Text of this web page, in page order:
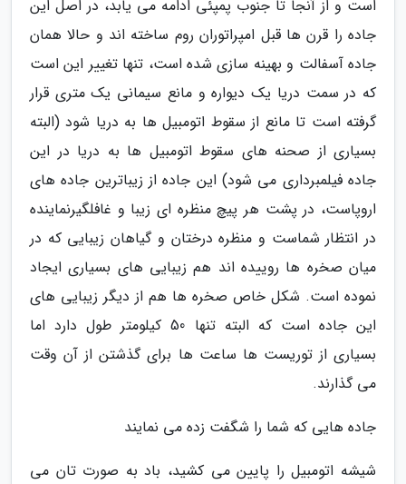
است و از آنجا تا جنوب پمپئی ادامه می یابد، در اصل این
جاده را قرن ها قبل امپراتوران روم ساخته اند و حالا همان
جاده آسفالت و بهینه سازی شده است، تنها تغییر این است
که در سمت دریا یک دیواره و مانع سیمانی یک متری قرار
گرفته است تا مانع از سقوط اتومبیل ها به دریا شود (البته
بسیاری از صحنه های سقوط اتومبیل ها به دریا در این
جاده فیلمبرداری می شود) این جاده از زیباترین جاده های
اروپاست، در پشت هر پیچ منظره ای زیبا و غافلگیرنماینده
در انتظار شماست و منظره درختان و گیاهان زیبایی که در
میان صخره ها روییده اند هم زیبایی های بسیاری ایجاد
نموده است. شکل خاص صخره ها هم از دیگر زیبایی های
این جاده است که البته تنها 50 کیلومتر طول دارد اما
بسیاری از توریست ها ساعت ها برای گذشتن از آن وقت
می گذارند.
جاده هایی که شما را شگفت زده می نمایند
شیشه اتومبیل را پایین می کشید، باد به صورت تان می